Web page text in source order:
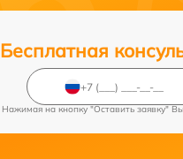
Бесплатная
Нажимая на кнопку "Оставить заявку"